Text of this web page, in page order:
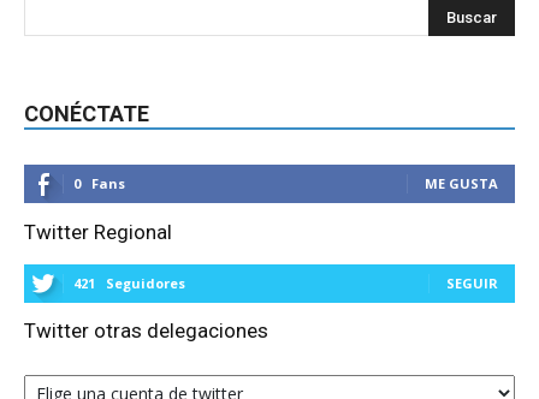
CONÉCTATE
0 Fans ME GUSTA
Twitter Regional
421 Seguidores SEGUIR
Twitter otras delegaciones